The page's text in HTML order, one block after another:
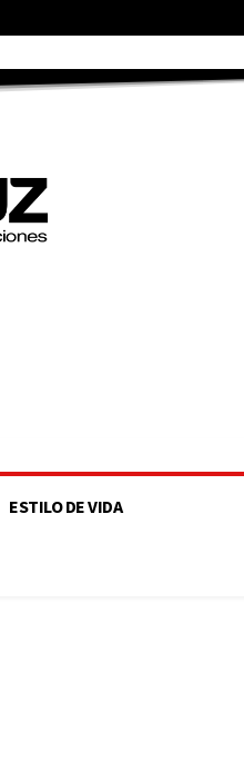
ESTILO DE VIDA